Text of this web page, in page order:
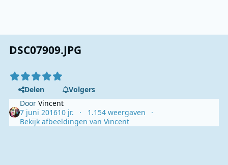
DSC07909.JPG
Delen
Volgers
DoorVincent
7 juni 201610 jr.
1.154 weergaven
Bekijk afbeeldingen van Vincent